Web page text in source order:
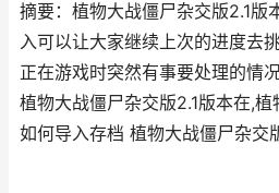
摘要：植物大战僵尸杂交版2.1版
入可以让大家继续上次的进度去
正在游戏时突然有事要处理的情
植物大战僵尸杂交版2.1版本在,
如何导入存档 植物大战僵尸杂交